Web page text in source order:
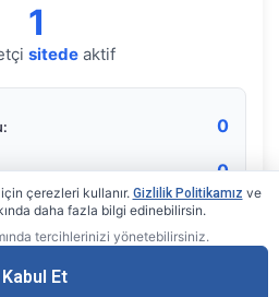
1
sitede aktif
0
0
zamanlı sayaç
çerezleri kullanır. Gizlilik Politikamız ve
daha fazla bilgi edinebilirsin.
tercihlerinizi yönetebilirsiniz.
Kabul Et